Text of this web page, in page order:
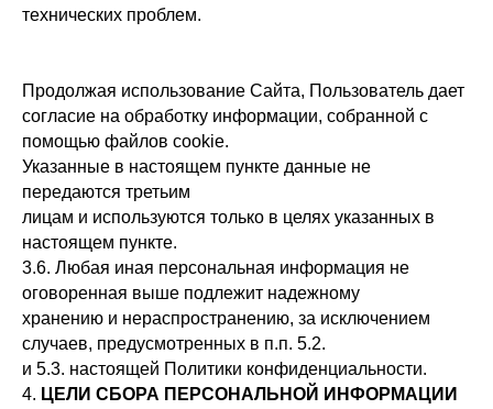
технических проблем.
Продолжая использование Сайта, Пользователь дает
согласие на обработку информации, собранной с
помощью файлов cookie.
Указанные в настоящем пункте данные не
передаются третьим
лицам и используются только в целях указанных в
настоящем пункте.
3.6. Любая иная персональная информация не
оговоренная выше подлежит надежному
хранению и нераспространению, за исключением
случаев, предусмотренных в п.п. 5.2.
и 5.3. настоящей Политики конфиденциальности.
4. ЦЕЛИ СБОРА ПЕРСОНАЛЬНОЙ ИНФОРМАЦИИ